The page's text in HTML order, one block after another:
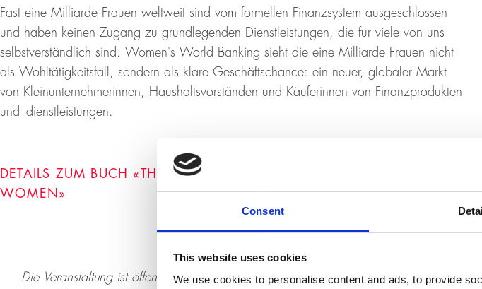
Consent
This website uses cookies
We use cookies to personalise content and ads, to provide
Fast eine Milliarde Frauen weltweit sind vom formellen Finanzsystem ausgeschlossen
und haben keinen Zugang zu grundlegenden Dienstleistungen, die für viele von uns
selbstverständlich sind. Women's World Banking sieht die eine Milliarde Frauen nicht
als Wohltätigkeitsfall, sondern als klare Geschäftschance: ein neuer, globaler Markt
von Kleinunternehmerinnen, Haushaltsvorständen und Käuferinnen von Finanzprodukten
und -dienstleistungen.
DETAILS ZUM BUCH «THERE’S NOTHING MICRO ABOUT A BILLION
WOMEN»
Die Veranstaltung ist öffentlich, der Eintritt frei. Keine Voranmeldung nötig.